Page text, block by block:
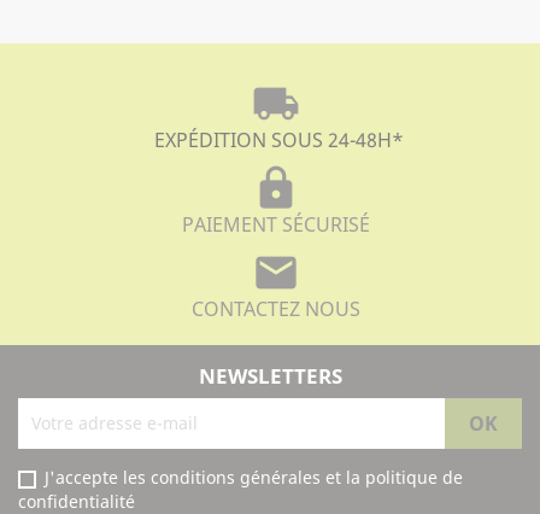
local_shipping
EXPÉDITION SOUS 24-48H*
lock
PAIEMENT SÉCURISÉ
mail
CONTACTEZ NOUS
NEWSLETTERS
J'accepte les conditions générales et la politique de
confidentialité